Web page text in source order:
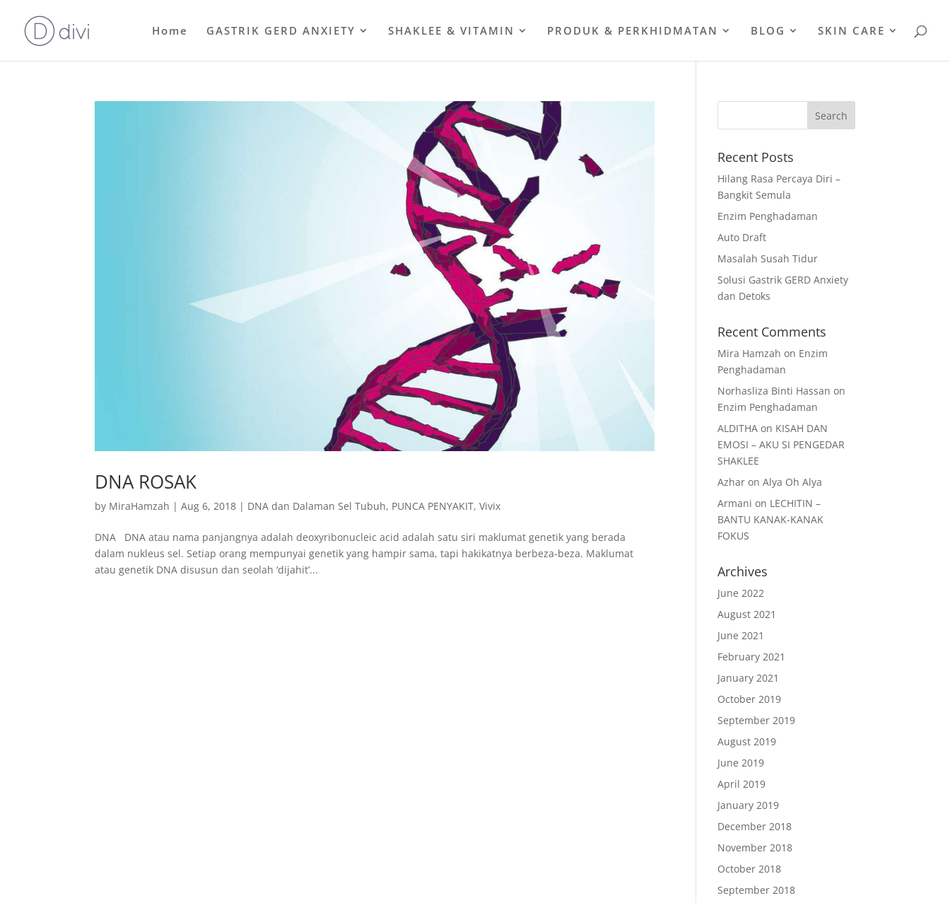
Home GASTRIK GERD ANXIETY SHAKLEE & VITAMIN PRODUK & PERKHIDMATAN BLOG SKIN CARE
DNA ROSAK
by MiraHamzah |Aug 6, 2018 | DNA dan Dalaman Sel Tubuh, PUNCA PENYAKIT,Vivix
DNA DNA atau nama panjangnya adalah deoxyribonucleic acid adalah satu siri maklumat genetik yang berada
dalam nukleus sel. Setiap orang mempunyai genetik yang hampir sama, tapi hakikatnya berbeza-beza. Maklumat
atau genetik DNA disusun dan seolah ‘dijahit’...
Recent Posts
Hilang Rasa Percaya Diri –
Bangkit Semula
Enzim Penghadaman
Auto Draft
Masalah Susah Tidur
Solusi Gastrik GERD Anxiety
dan Detoks
Recent Comments
Mira Hamzah on Enzim
Penghadaman
Norhasliza Binti Hassan on
Enzim Penghadaman
ALDITHA on KISAH DAN
EMOSI – AKU SI PENGEDAR
SHAKLEE
Azhar onAlya Oh Alya
Armani on LECHITIN –
BANTU KANAK-KANAK
FOKUS
Archives
June 2022
August 2021
June 2021
February 2021
January 2021
October 2019
September 2019
August 2019
June 2019
April 2019
January 2019
December 2018
November 2018
October 2018
September 2018